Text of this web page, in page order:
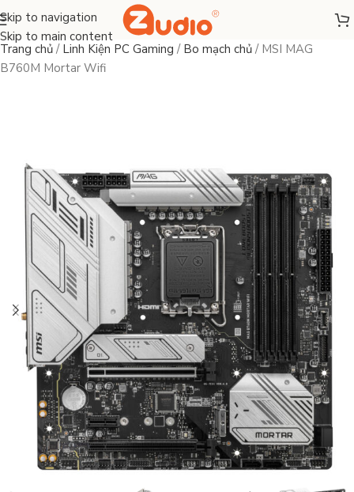
Skip to navigation
Skip to main content
Trang chủ / Linh Kiện PC Gaming / Bo mạch chủ / MSI MAG
B760M Mortar Wifi